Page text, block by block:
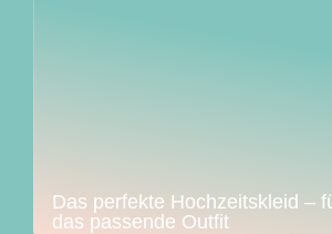
Das perfekte Hochzeitskleid –
das passende Outfit